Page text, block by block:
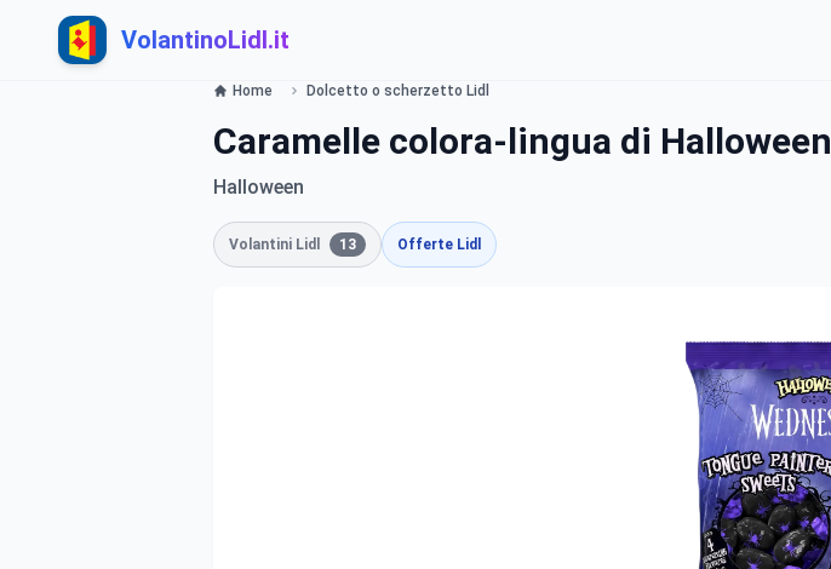
VolantinoLidl.it
Home Dolcetto o scherzetto Lidl
Caramelle colora-lingua di Halloween
Halloween
Volantini Lidl 13 Offerte Lidl